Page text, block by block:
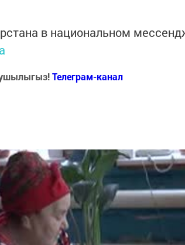
в национальном
Телеграм-канал